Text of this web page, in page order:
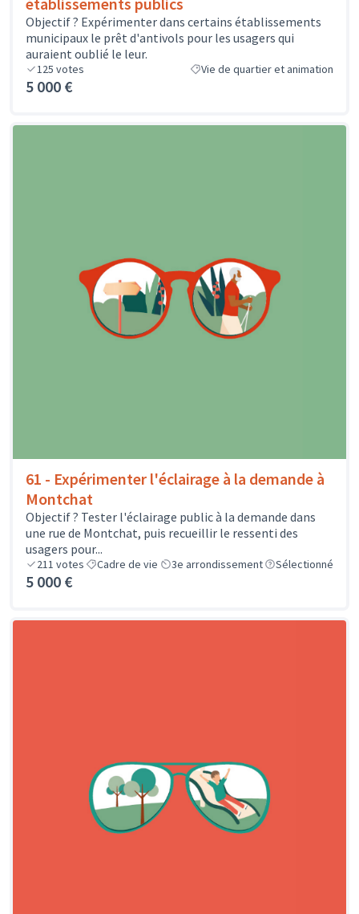
Objectif ? Expérimenter dans certains établissements
municipaux le prêt d'antivols pour les usagers qui
auraient oublié le leur.
125 votes Vie de quartier et animation
5 000 €
61 - Expérimenter l'éclairage à la demande à
Montchat
Objectif ? Tester l'éclairage public à la demande dans
une rue de Montchat, puis recueillir le ressenti des
usagers pour...
211 votes Cadre de vie 3e arrondissement Sélectionné
5 000 €